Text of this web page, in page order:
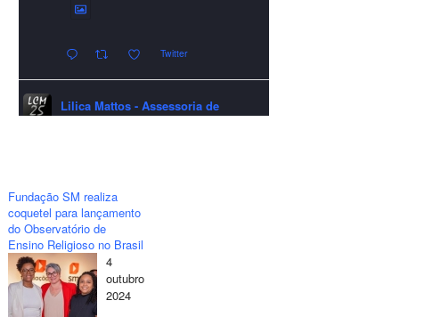
Twitter
Lilica Mattos - Assessoria de
excelente Natal e um 2026 repleto de
conquistas e realizações para todos
clientes, jornalistas e amigos que
sempre nos acompanham!🎄✨🥂❤️
#lcmassessoria
#merrychristmas
#happynewyear
Fundação SM realiza
coquetel para lançamento
do Observatório de
Ensino Religioso no Brasil
4
outubro
2024